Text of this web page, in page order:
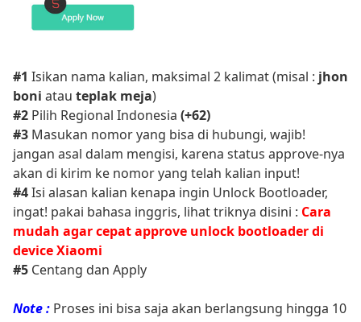
#1 Isikan nama kalian, maksimal 2 kalimat (misal : jhon
boni atau teplak meja)
#2 Pilih Regional Indonesia (+62)
#3 Masukan nomor yang bisa di hubungi, wajib!
jangan asal dalam mengisi, karena status approve-nya
akan di kirim ke nomor yang telah kalian input!
#4Isi alasan kalian kenapa ingin Unlock Bootloader,
ingat! pakai bahasa inggris, lihat triknya disini : Cara
mudah agar cepat approve unlock bootloader di
device Xiaomi
#5 Centang dan Apply
Note : Proses ini bisa saja akan berlangsung hingga 10